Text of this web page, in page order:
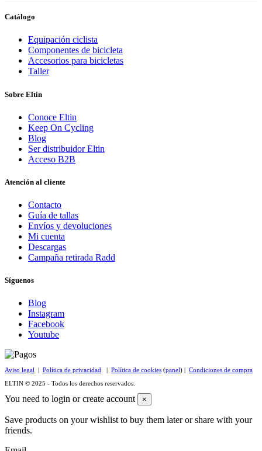
Catálogo
Equipación ciclista
Componentes de bicicleta
Accesorios para bicicletas
Taller
Sobre Eltin
Conoce Eltin
Keep On Cycling
Blog
Ser distribuidor Eltin
Acceso B2B
Atención al cliente
Contacto
Guía de tallas
Envíos y devoluciones
Mi cuenta
Descargas
Campaña retirada Radd
Síguenos
Blog
Instagram
Facebook
Youtube
Aviso legal Política de privacidad Política de cookies (panel) | Condiciones de compra
ELTIN © 2025 - Todos los derechos reservados.
You need to login or create account ×
Save products on your wishlist to buy them later or share with your
friends.